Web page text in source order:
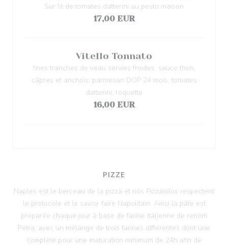
Sur lit de tomates datterini au pesto maison
17,00 EUR
Vitello Tonnato
fines tranches de veau servies froides, sauce thon,
câpres et anchois, parmesan DOP 24 mois, tomates
datterini, roquette
16,00 EUR
PIZZE
Naples est le berceau de la pizza et nos Pizzaiolos respectent
le protocole et le savoir faire Napolitain. Ainsi la pâte est
préparée chaque jour à base de farine Italienne de renom
Petra, avec un mélange de trois farines différentes dont une
complète pour une maturation minimum de 24h afin de